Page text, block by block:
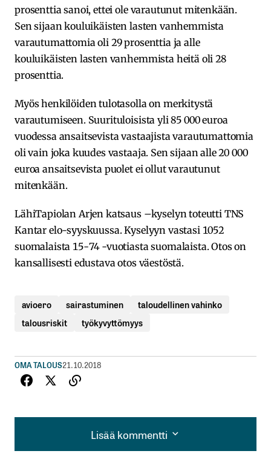
prosenttia sanoi, ettei ole varautunut mitenkään.
Sen sijaan kouluikäisten lasten vanhemmista
varautumattomia oli 29 prosenttia ja alle
kouluikäisten lasten vanhemmista heitä oli 28
prosenttia.
Myös henkilöiden tulotasolla on merkitystä
varautumiseen. Suurituloisista yli 85 000 euroa
vuodessa ansaitsevista vastaajista varautumattomia
oli vain joka kuudes vastaaja. Sen sijaan alle 20 000
euroa ansaitsevista puolet ei ollut varautunut
mitenkään.
LähiTapiolan Arjen katsaus –kyselyn toteutti TNS
Kantar elo-syyskuussa. Kyselyyn vastasi 1052
suomalaista 15-74 -vuotiasta suomalaista. Otos on
kansallisesti edustava otos väestöstä.
avioero sairastuminen
taloudellinen vahinko
talousriskit
työkyvyttömyys
OMA TALOUS21.10.2018
Lisää kommentti
Lisää kommentti